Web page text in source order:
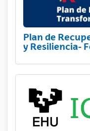
Plan de
y Resiliencia-